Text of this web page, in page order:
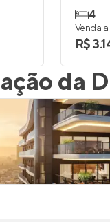
4
Venda
R$
da